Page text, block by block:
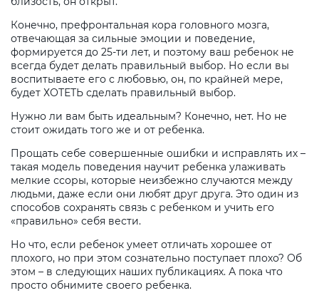
Конечно, префронтальная кора головного мозга,
отвечающая за сильные эмоции и поведение,
формируется до 25-ти лет, и поэтому ваш ребенок не
всегда будет делать правильный выбор. Но если вы
воспитываете его с любовью, он, по крайней мере,
будет ХОТЕТЬ сделать правильный выбор.
Нужно ли вам быть идеальным? Конечно, нет. Но не
стоит ожидать того же и от ребенка.
Прощать себе совершенные ошибки и исправлять их –
такая модель поведения научит ребенка улаживать
мелкие ссоры, которые неизбежно случаются между
людьми, даже если они любят друг друга. Это один из
способов сохранять связь с ребенком и учить его
«правильно» себя вести.
Но что, если ребенок умеет отличать хорошее от
плохого, но при этом сознательно поступает плохо? Об
этом – в следующих наших публикациях. А пока что
просто обнимите своего ребенка.